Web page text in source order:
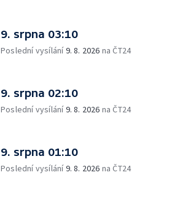
9. srpna 03:10
Poslední vysílání9. 8. 2026 na ČT24
9. srpna 02:10
Poslední vysílání9. 8. 2026 na ČT24
9. srpna 01:10
Poslední vysílání9. 8. 2026 na ČT24